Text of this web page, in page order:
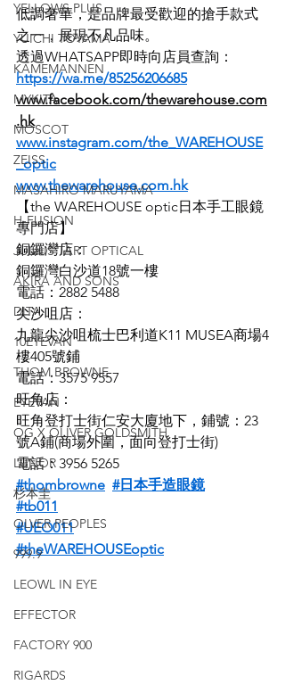
YELLOWS PLUS
YUICHI TOYAMA
KAMEMANNEN
MYKITA
MOSCOT
ZEISS
MASAHIRO MARUYAMA
H-FUSION
JULIUS TART OPTICAL
AKIRA AND SONS
DITA
10EYEVAN
THOM BROWNE
EYEVAN
OG X OLIVER GOLDSMITH
LUNOR
杉本圭
OLVER PEOPLES
999.9
LEOWL IN EYE
EFFECTOR
FACTORY 900
RIGARDS
低調奢華，是品牌最受歡迎的搶手款式
之一，展現不凡品味。
透過WHATSAPP即時向店員查詢：
https://wa.me/85256206685
www.facebook.com/thewarehouse.com
.hk
www.instagram.com/the_WAREHOUSE
_optic
www.thewarehouse.com.hk
【the WAREHOUSE optic日本手工眼鏡
專門店】
銅鑼灣店：
銅鑼灣白沙道18號一樓
電話：2882 5488
尖沙咀店：
九龍尖沙咀梳士巴利道K11 MUSEA商場4
樓405號鋪
電話：3575 9557
旺角店：
旺角登打士街仁安大廈地下，鋪號：23
號A鋪(商場外圍，面向登打士街)
電話：3956 5265
#thombrowne #日本手造眼鏡
#tb011
#UEO011
#theWAREHOUSEoptic